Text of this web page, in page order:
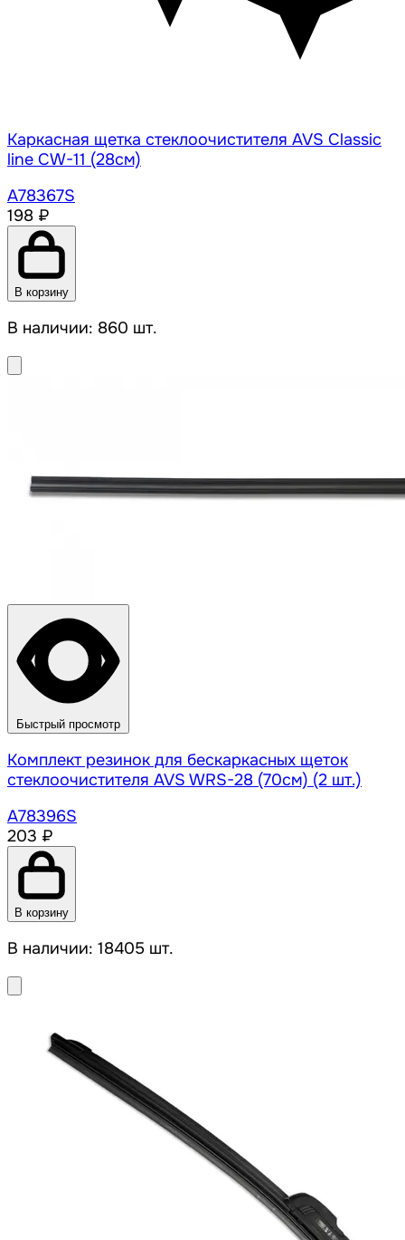
Каркасная щетка стеклоочистителя AVS Classic
line CW-11 (28см)
A78367S
198 ₽
В корзину
В наличии: 860 шт.
Быстрый просмотр
Комплект резинок для бескаркасных щеток
стеклоочистителя AVS WRS-28 (70см) (2 шт.)
A78396S
203 ₽
В корзину
В наличии: 18405 шт.